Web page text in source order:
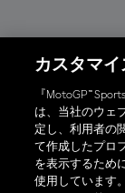
カスタマイ
『MotoGP™
は、当社のウェ
定し、利用者の
て作成したプロ
を表示するため
使用しています